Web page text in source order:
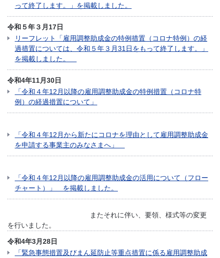
って終了します。」を掲載しました。
令和５年３月17日
リーフレット「雇用調整助成金の特例措置（コロナ特例）の経
過措置については、令和５年３月31日をもって終了します。」
を掲載しました。
令和4年11月30日
「令和４年12月以降の雇用調整助成金の特例措置（コロナ特
例）の経過措置について」
「令和４年12月から新たにコロナを理由として雇用調整助成金
を申請する事業主のみなさまへ」
「令和４年12月以降の雇用調整助成金の活用について（フロー
チャート）」 を掲載しました。
またそれに伴い、要領、様式等の変更
を行いました。
令和4年3月28日
「緊急事態措置及びまん延防止等重点措置に係る雇用調整助成